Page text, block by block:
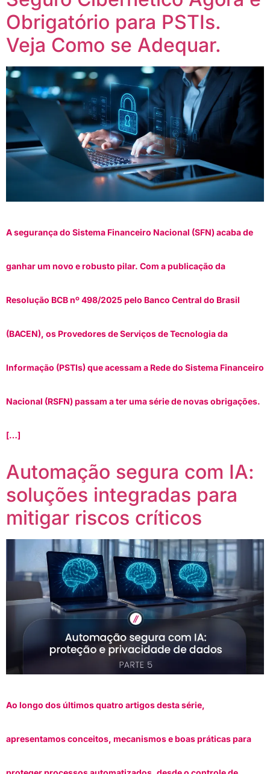
Obrigatório para PSTIs.
Veja Como se Adequar.
A segurança do Sistema Financeiro Nacional (SFN) acaba de
ganhar um novo e robusto pilar. Com a publicação da
Resolução BCB nº 498/2025 pelo Banco Central do Brasil
(BACEN), os Provedores de Serviços de Tecnologia da
Informação (PSTIs) que acessam a Rede do Sistema Financeiro
Nacional (RSFN) passam a ter uma série de novas obrigações.
[…]
Automação segura com IA:
soluções integradas para
mitigar riscos críticos
Ao longo dos últimos quatro artigos desta série,
apresentamos conceitos, mecanismos e boas práticas para